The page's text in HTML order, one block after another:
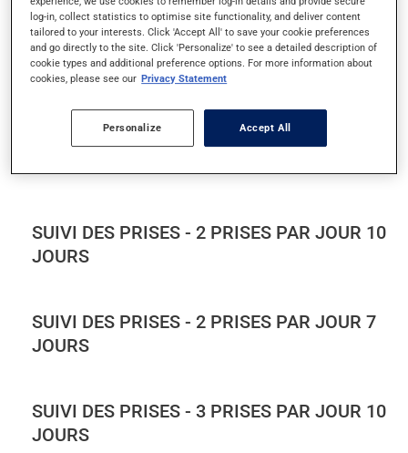
SUIVI DES PRISES - 1 PRISE PAR JOUR 5
JOURS
SUIVI DES PRISES - 1 PRISE PAR JOUR 7
SUIVI DES PRISES - 2 PRISES PAR JOUR 10
JOURS
SUIVI DES PRISES - 2 PRISES PAR JOUR 7
JOURS
SUIVI DES PRISES - 3 PRISES PAR JOUR 10
JOURS
log-in, collect statistics to optimise site functionality, and deliver content
tailored to your interests. Click 'Accept All' to save your cookie preferences
and go directly to the site. Click 'Personalize' to see a detailed description of
cookie types and additional preference options. For more information about
cookies, please see our Privacy Statement
Personalize Accept All